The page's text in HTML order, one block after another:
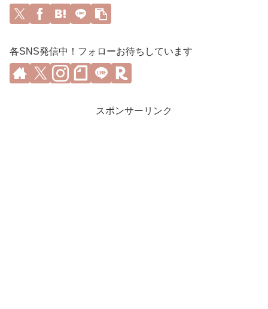
各SNS発信中！フォローお待ちしています
スポンサーリンク